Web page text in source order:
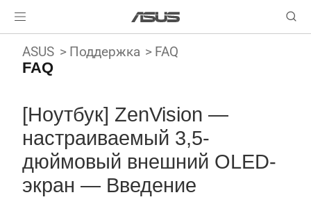
ASUS Поддержка FAQ
FAQ
[Ноутбук] ZenVision —
настраиваемый 3,5-
дюймовый внешний OLED-
экран — Введение